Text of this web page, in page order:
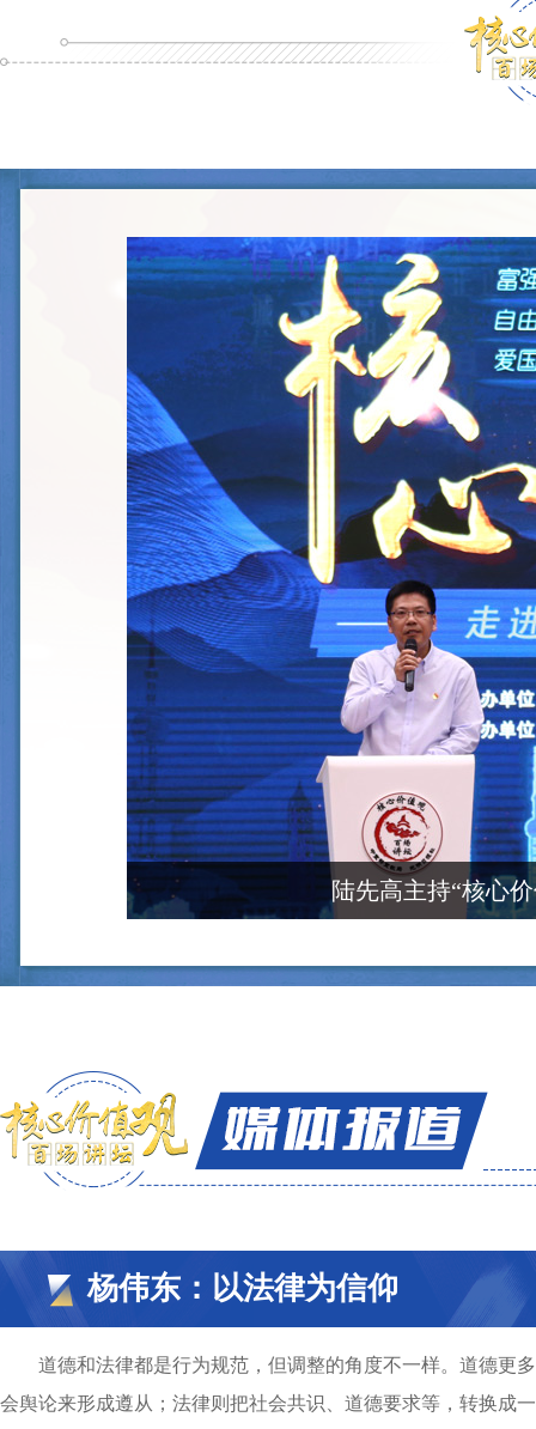
陆先高主持“核心
杨伟东：以法律为信仰
道德和法律都是行为规范，但调整的角度不一样。道德更
会舆论来形成遵从；法律则把社会共识、道德要求等，转换成